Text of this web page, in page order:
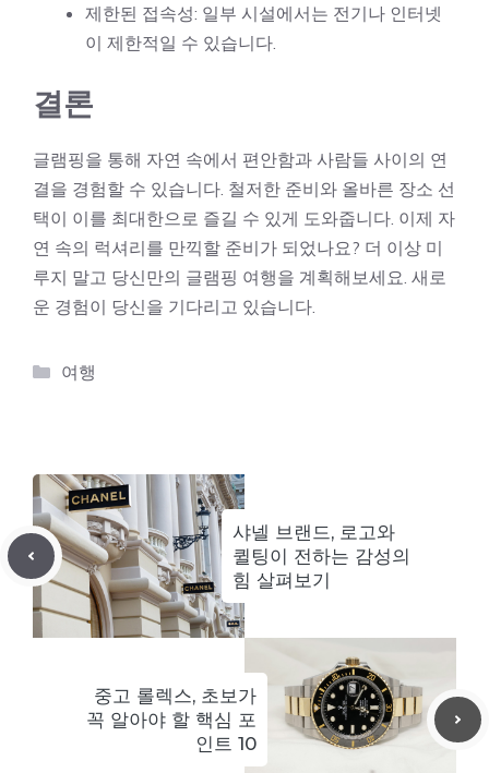
제한된 접속성: 일부 시설에서는 전기나 인터넷
이 제한적일 수 있습니다.
결론
글램핑을 통해 자연 속에서 편안함과 사람들 사이의 연
결을 경험할 수 있습니다. 철저한 준비와 올바른 장소 선
택이 이를 최대한으로 즐길 수 있게 도와줍니다. 이제 자
연 속의 럭셔리를 만끽할 준비가 되었나요? 더 이상 미
루지 말고 당신만의 글램핑 여행을 계획해보세요. 새로
운 경험이 당신을 기다리고 있습니다.
카
여행
샤넬 브랜드, 로고와
퀼팅이 전하는 감성의
힘 살펴보기
중고 롤렉스, 초보가
꼭 알아야 할 핵심 포
인트 10